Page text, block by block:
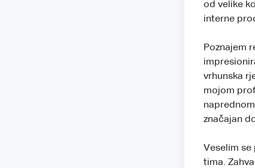
od velike
interne
Poznajem
vrhunska
mojom
značajan
Veselim
tima.